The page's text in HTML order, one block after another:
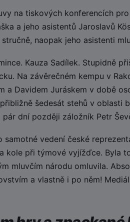
na tiskových konferencích
a jeho asistentů Jaroslavů
naopak jeho asistenti
Kauza Sadílek. Stupidně
Na závěrečném kempu v
a Davidem Juráskem v době
šedesát stehů v oblasti
dní později záložník Petr
vedení české
kole při týmové vyjížďce. Byla
mluvčím národu omluvila.
a vlastně i po něm!